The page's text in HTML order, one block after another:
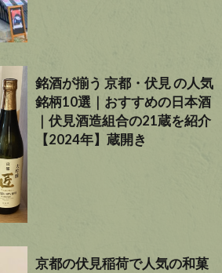
銘酒が揃う 京都・伏見 の人気
銘柄10選｜おすすめの日本酒
｜伏見酒造組合の21蔵を紹介
【2024年】蔵開き
京都の伏見稲荷で人気の和菓